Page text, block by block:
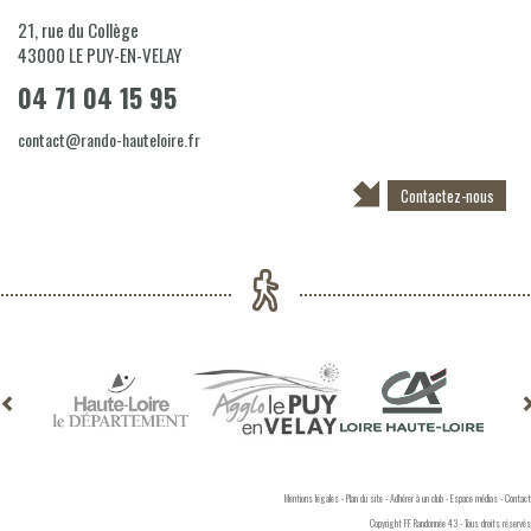
21, rue du Collège
43000 LE PUY-EN-VELAY
04 71 04 15 95
contact@rando-hauteloire.fr
Contactez-nous
Mentions légales-Plan du site-Adhérer à un club-Espace médias-Contact
Copyright FF Randonnée 43 - Tous droits réservés